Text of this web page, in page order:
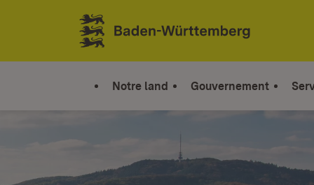
Sauter au contenu
Link zur Startseite
Notre land Gouvernement